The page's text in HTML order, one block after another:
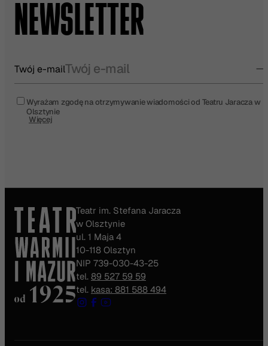
NEWSLETTER
Twój e-mail
Wyrażam zgodę na otrzymywanie wiadomości od Teatru Jaracza w
Olsztynie
Więcej
Teatr im. Stefana Jaracza
w Olsztynie
ul. 1 Maja 4
10-118 Olsztyn
NIP 739-030-43-25
tel. 89 527 59 59
tel. kasa: 881 588 494